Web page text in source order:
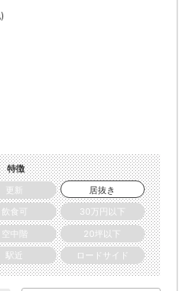
特徴
更新
居抜き
飲食可
30万円以下
空中階
20坪以下
駅近 ロードサイド